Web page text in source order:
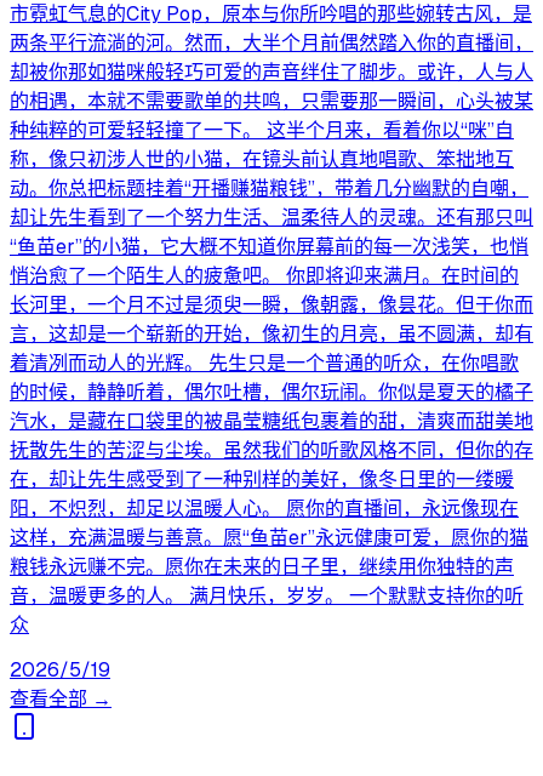
市霓虹气息的City Pop，原本与你所吟唱的那些婉转古风，是
两条平行流淌的河。然而，大半个月前偶然踏入你的直播间，
却被你那如猫咪般轻巧可爱的声音绊住了脚步。或许，人与人
的相遇，本就不需要歌单的共鸣，只需要那一瞬间，心头被某
种纯粹的可爱轻轻撞了一下。 这半个月来，看着你以“咪”自
称，像只初涉人世的小猫，在镜头前认真地唱歌、笨拙地互
动。你总把标题挂着“开播赚猫粮钱”，带着几分幽默的自嘲，
却让先生看到了一个努力生活、温柔待人的灵魂。还有那只叫
“鱼苗er”的小猫，它大概不知道你屏幕前的每一次浅笑，也悄
悄治愈了一个陌生人的疲惫吧。 你即将迎来满月。在时间的
长河里，一个月不过是须臾一瞬，像朝露，像昙花。但于你而
言，这却是一个崭新的开始，像初生的月亮，虽不圆满，却有
着清冽而动人的光辉。 先生只是一个普通的听众，在你唱歌
的时候，静静听着，偶尔吐槽，偶尔玩闹。你似是夏天的橘子
汽水，是藏在口袋里的被晶莹糖纸包裹着的甜，清爽而甜美地
抚散先生的苦涩与尘埃。虽然我们的听歌风格不同，但你的存
在，却让先生感受到了一种别样的美好，像冬日里的一缕暖
阳，不炽烈，却足以温暖人心。 愿你的直播间，永远像现在
这样，充满温暖与善意。愿“鱼苗er”永远健康可爱，愿你的猫
粮钱永远赚不完。愿你在未来的日子里，继续用你独特的声
音，温暖更多的人。 满月快乐，岁岁。 一个默默支持你的听
众
2026/5/19
查看全部 →